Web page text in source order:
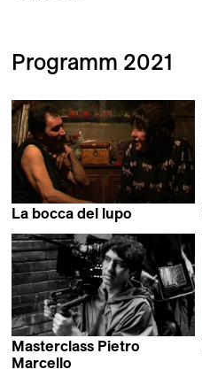
Programm 2021
La bocca del lupo
Masterclass Pietro
Marcello